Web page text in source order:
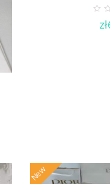
zł
New